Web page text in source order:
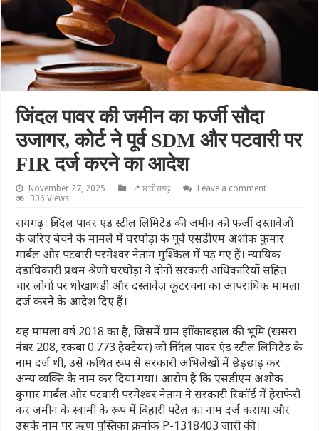
जिंदल पावर की जमीन का फर्जी सौदा
उजागर, कोर्ट ने पूर्व SDM और पटवारी पर
FIR दर्ज करने का आदेश
November 27, 2025 📍 छत्तीसगढ़
Leave a comment
306 Views
रायगढ़। जिंदल पावर एंड स्टील लिमिटेड की जमीन को फर्जी दस्तावेजों
के जरिए बेचने के मामले में घरघोड़ा के पूर्व एसडीएम अशोक कुमार
मार्बल और पटवारी परमेश्वर नेताम मुश्किल में पड़ गए हैं। न्यायिक
दंडाधिकारी प्रथम श्रेणी घरघोड़ा ने दोनों सरकारी अधिकारियों सहित
चार लोगों पर धोखाधड़ी और दस्तावेज़ कूटरचना का आपराधिक मामला
दर्ज करने के आदेश दिए हैं।
यह मामला वर्ष 2018 का है, जिसमें ग्राम झींकाबहाल की भूमि (खसरा
नंबर 208, रकबा 0.773 हेक्टेयर) जो जिंदल पावर एंड स्टील लिमिटेड के
नाम दर्ज थी, उसे कथित रूप से सरकारी अभिलेखों में छेड़छाड़ कर
अन्य व्यक्ति के नाम कर दिया गया। आरोप है कि एसडीएम अशोक
कुमार मार्बल और पटवारी परमेश्वर नेताम ने सरकारी रिकॉर्ड में हेराफेरी
कर जमीन के स्वामी के रूप में बिहारी पटेल का नाम दर्ज कराया और
उसके नाम पर ऋण पुस्तिका क्रमांक P-1318403 जारी की।